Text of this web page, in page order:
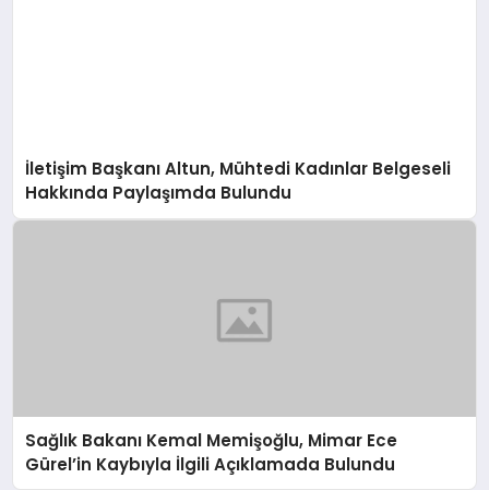
İletişim Başkanı Altun, Mühtedi Kadınlar Belgeseli
Hakkında Paylaşımda Bulundu
Sağlık Bakanı Kemal Memişoğlu, Mimar Ece
Gürel’in Kaybıyla İlgili Açıklamada Bulundu